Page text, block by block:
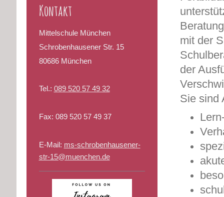
mit der
der
Sie sind
Kontakt
Mittelschule München
Schrobenhausener Str. 15
80686 München
Tel.: 089 520 57 49 32
Fax: 089 520 57 49 37
E-Mail: ms-schrobenhausener-
str-15@muenchen.de